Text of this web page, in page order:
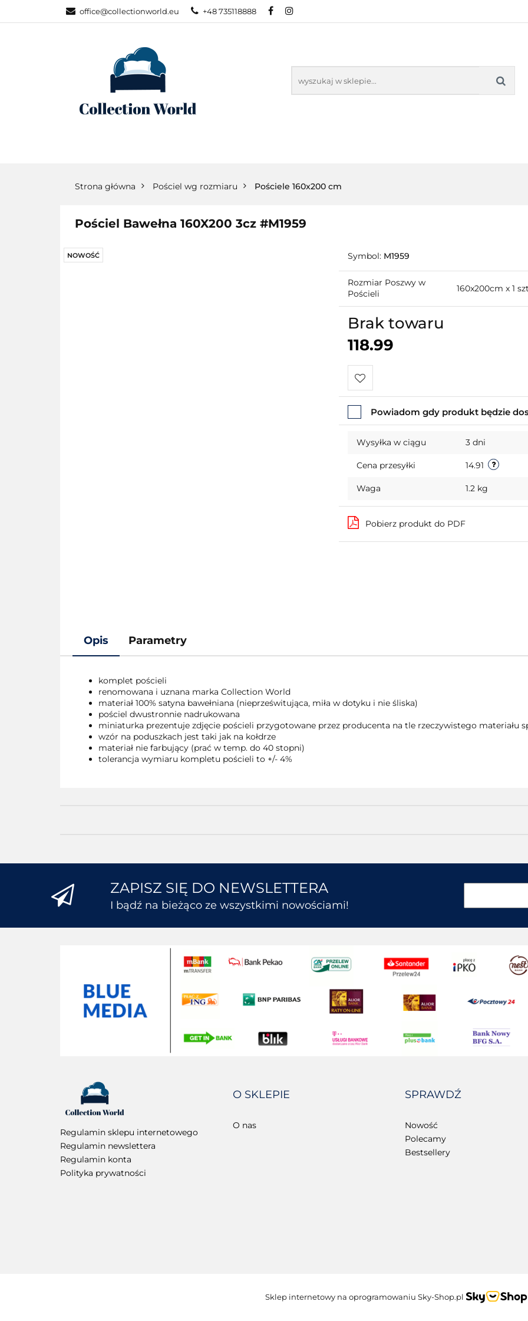
office@collectionworld.eu +48 735118888
KATEGORIE NOWOŚCI
Strona główna Pościel wg rozmiaru Pościele 160x200 cm
Pościel Bawełna 160X200 3cz #M1959
NOWOŚĆ Symbol: M1959
Rozmiar Poszwy w
Pościeli
160x200cm x 1 szt
Brak towaru
118.99
Do
przechowalni
Powiadom gdy produkt będzie
Wysyłka w ciągu 3 dni
Cena przesyłki 14.91
Waga 1.2 kg
Pobierz produkt do PDF
Opis Parametry
komplet pościeli
renomowana i uznana marka Collection World
materiał 100% satyna bawełniana (nieprześwitująca, miła w dotyku i nie śliska)
pościel dwustronnie nadrukowana
miniaturka prezentuje zdjęcie pościeli przygotowane przez producenta na tle rzeczywistego materiału
wzór na poduszkach jest taki jak na kołdrze
materiał nie farbujący (prać w temp. do 40 stopni)
tolerancja wymiaru kompletu pościeli to +/- 4%
ZAPISZ SIĘ DO NEWSLETTERA
I bądź na bieżąco ze wszystkimi nowościami!
Regulamin sklepu internetowego
Regulamin newslettera
Regulamin konta
Polityka prywatności
O SKLEPIE
O nas
SPRAWDŹ
Nowość
Polecamy
Bestsellery
Sklep internetowy na oprogramowaniu Sky-Shop.pl